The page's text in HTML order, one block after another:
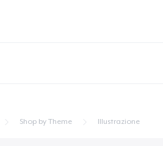
Shop by Theme Illustrazione